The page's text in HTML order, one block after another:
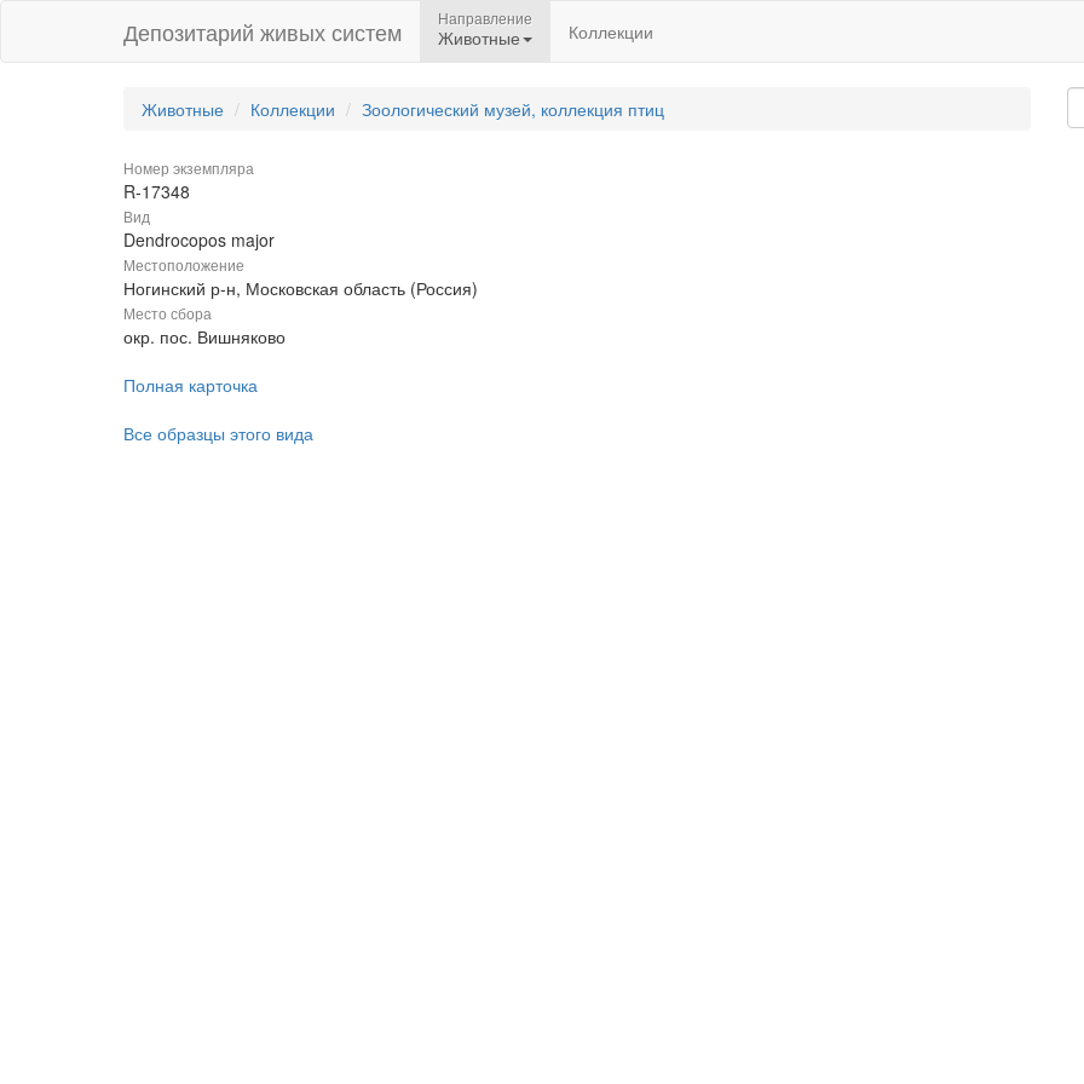
Депозитарий живых систем Направление
Животные Коллекции
Животные Коллекции Зоологический музей, коллекция птиц
Номер экземпляра
R-17348
Вид
Dendrocopos major
Местоположение
Ногинский р-н, Московская область (Россия)
Место сбора
окр. пос. Вишняково
Полная карточка
Все образцы этого вида